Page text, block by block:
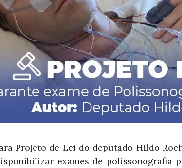
Projeto de Lei do deputado Hildo
exames de polissonografia